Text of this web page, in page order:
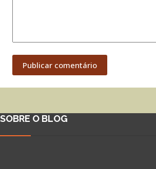
Publicar comentário
SOBRE O BLOG